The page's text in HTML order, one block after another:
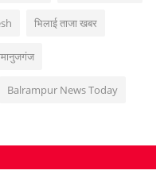
भिलाई ताजा खबर
Balrampur News Today